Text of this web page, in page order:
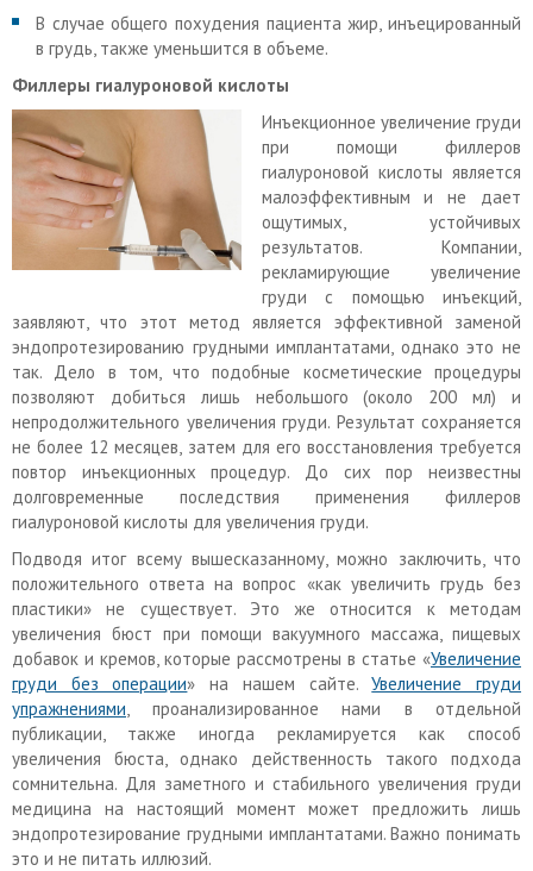
В случае общего похудения пациента жир, инъецированный
в грудь, также уменьшится в объеме.
Филлеры гиалуроновой кислоты
Инъекционное увеличение груди
при помощи филлеров
гиалуроновой кислоты является
малоэффективным и не дает
ощутимых, устойчивых
результатов. Компании,
рекламирующие увеличение
груди с помощью инъекций,
заявляют, что этот метод является эффективной заменой
эндопротезированию грудными имплантатами, однако это не
так. Дело в том, что подобные косметические процедуры
позволяют добиться лишь небольшого (около 200 мл) и
непродолжительного увеличения груди. Результат сохраняется
не более 12 месяцев, затем для его восстановления требуется
повтор инъекционных процедур. До сих пор неизвестны
долговременные последствия применения филлеров
гиалуроновой кислоты для увеличения груди.
Подводя итог всему вышесказанному, можно заключить, что
положительного ответа на вопрос «как увеличить грудь без
пластики» не существует. Это же относится к методам
увеличения бюст при помощи вакуумного массажа, пищевых
добавок и кремов, которые рассмотрены в статье «Увеличение
груди без операции» на нашем сайте.Увеличение груди
упражнениями , проанализированное нами в отдельной
публикации, также иногда рекламируется как способ
увеличения бюста, однако действенность такого подхода
сомнительна. Для заметного и стабильного увеличения груди
медицина на настоящий момент может предложить лишь
эндопротезирование грудными имплантатами. Важно понимать
это и не питать иллюзий.